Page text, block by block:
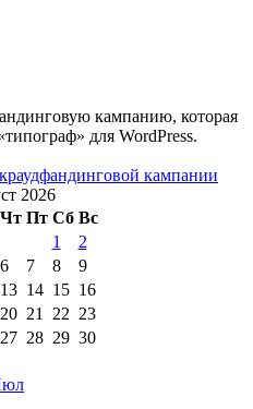
кампанию, которая
для WordPress.
2026
Чт Пт Сб Вс
1
2
6 7 8
9
13 14 15 16
20 21 22 23
27 28 29 30